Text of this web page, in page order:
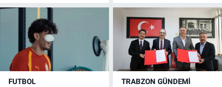
FUTBOL TRABZON GÜNDEMİ